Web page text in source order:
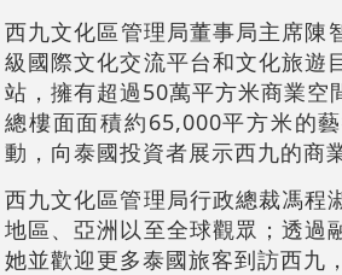
西九文化區管理局董事局主席
級國際文化交流平台和文化旅遊
站，擁有超過50萬平方米商業空
總樓面面積約65,000平方米的
動，向泰國投資者展示西九的商
西九文化區管理局行政總裁馮程
地區、亞洲以至全球觀眾；透過
她並歡迎更多泰國旅客到訪西九